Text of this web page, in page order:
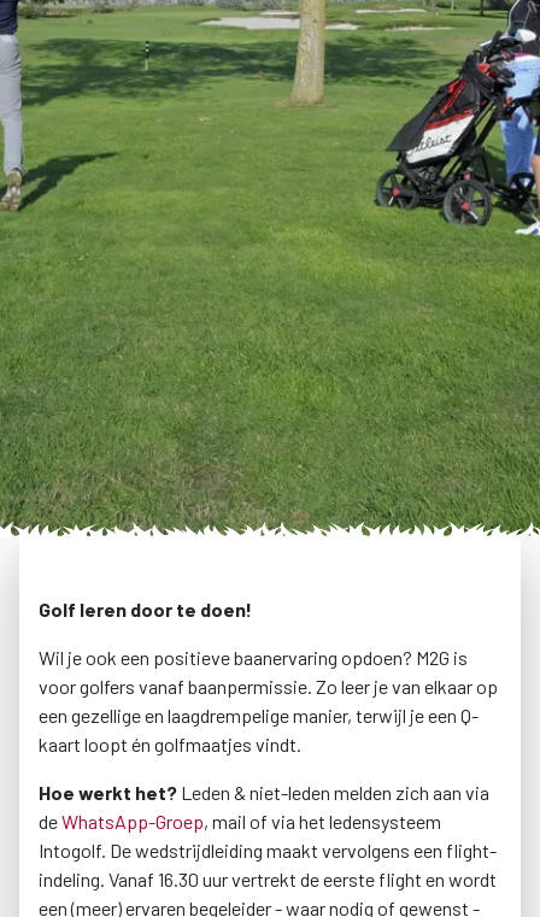
Golf leren door te doen!
Wil je ook een positieve baanervaring opdoen? M2G is
voor golfers vanaf baanpermissie. Zo leer je van elkaar op
een gezellige en laagdrempelige manier, terwijl je een Q-
kaart loopt én golfmaatjes vindt.
Hoe werkt het? Leden & niet-leden melden zich aan via
deWhatsApp-Groep, mail of via het ledensysteem
Intogolf. De wedstrijdleiding maakt vervolgens een flight-
indeling. Vanaf 16.30 uur vertrekt de eerste flight en wordt
een (meer) ervaren begeleider - waar nodig of gewenst -